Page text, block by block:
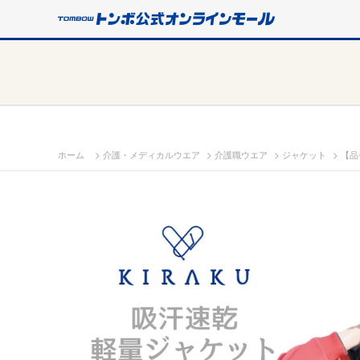
ホーム > 介護・メディカルウエア > 介護職ウエア > ジャケット > 【